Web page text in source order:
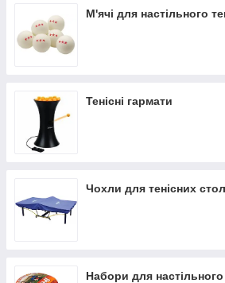
М'ячі для настільного
Тенісні гармати
Чохли для тенісних
Набори для настільного